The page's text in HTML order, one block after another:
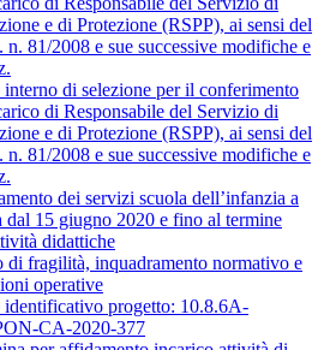
e di Protezione (RSPP), ai sensi del
n. 81/2008 e sue successive modifiche e
di selezione per il conferimento
di Responsabile del Servizio di
e di Protezione (RSPP), ai sensi del
n. 81/2008 e sue successive modifiche e
dei servizi scuola dell’infanzia a
dal 15 giugno 2020 e fino al termine
didattiche
di fragilità, inquadramento normativo e
operative
identificativo progetto: 10.8.6A-
CA-2020-377